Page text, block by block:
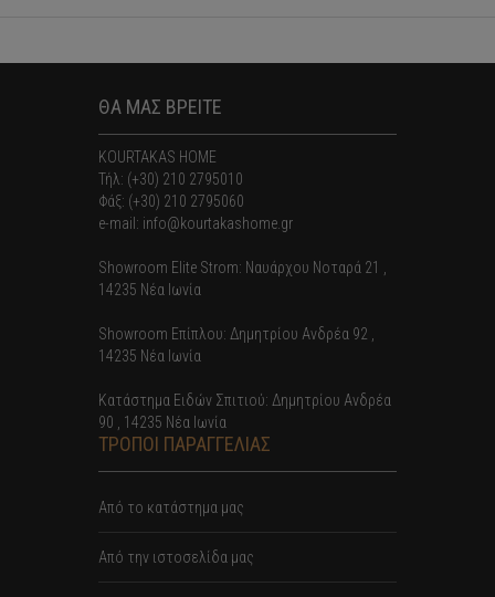
ΘΑ ΜΑΣ ΒΡΕΙΤΕ
KOURTAKAS HOME
Τήλ: (+30) 210 2795010
Φάξ: (+30) 210 2795060
e-mail: info@kourtakashome.gr
Showroom Elite Strom: Nαυάρχου Νοταρά 21 ,
14235 Νέα Ιωνία
Showroom Επίπλου: Δημητρίου Ανδρέα 92 ,
14235 Νέα Ιωνία
Κατάστημα Ειδών Σπιτιού: Δημητρίου Ανδρέα
90 , 14235 Νέα Ιωνία
ΤΡΟΠΟΙ ΠΑΡΑΓΓΕΛΙΑΣ
Από το κατάστημα μας
Από την ιστοσελίδα μας